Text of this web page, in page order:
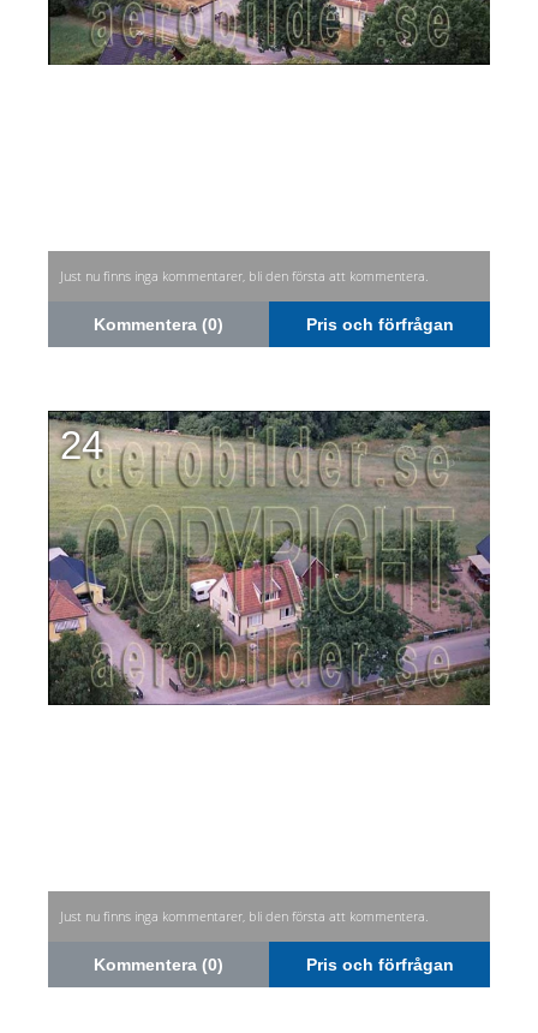
Just nu finns inga kommentarer, bli den första att kommentera.
Kommentera (0) Pris och förfrågan
24
Just nu finns inga kommentarer, bli den första att kommentera.
Kommentera (0) Pris och förfrågan